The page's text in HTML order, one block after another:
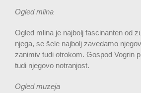
Ogled mlina
Ogled mlina je najbolj fascinanten od
njega, se šele najbolj zavedamo
zanimiv tudi otrokom. Gospod Vogrin
tudi njegovo notranjost.
Ogled muzeja